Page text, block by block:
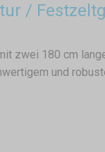
/
zwei 180 cm
und